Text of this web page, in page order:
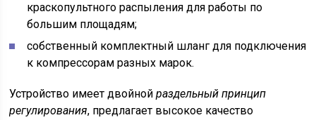
краскопультного распыления для работы по
большим площадям;
собственный комплектный шланг для подключения
к компрессорам разных марок.
Устройство имеет двойнойраздельный принцип
регулирования, предлагает высокое качество